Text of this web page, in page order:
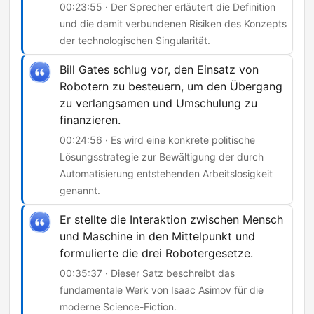
00:23:55 · Der Sprecher erläutert die Definition
und die damit verbundenen Risiken des Konzepts
der technologischen Singularität.
Bill Gates schlug vor, den Einsatz von
Robotern zu besteuern, um den Übergang
zu verlangsamen und Umschulung zu
finanzieren.
00:24:56 · Es wird eine konkrete politische
Lösungsstrategie zur Bewältigung der durch
Automatisierung entstehenden Arbeitslosigkeit
genannt.
Er stellte die Interaktion zwischen Mensch
und Maschine in den Mittelpunkt und
formulierte die drei Robotergesetze.
00:35:37 · Dieser Satz beschreibt das
fundamentale Werk von Isaac Asimov für die
moderne Science-Fiction.